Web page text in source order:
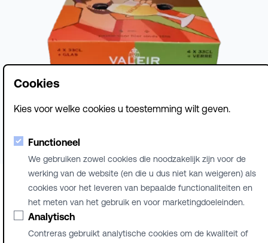
© Brouwerij Contreras
FR
Cookies
Kies voor welke cookies u toestemming wilt geven.
Functioneel
We gebruiken zowel cookies die noodzakelijk zijn voor de
werking van de website (en die u dus niet kan weigeren) als
cookies voor het leveren van bepaalde functionaliteiten en
het meten van het gebruik en voor marketingdoeleinden.
Analytisch
Contreras gebruikt analytische cookies om de kwaliteit of